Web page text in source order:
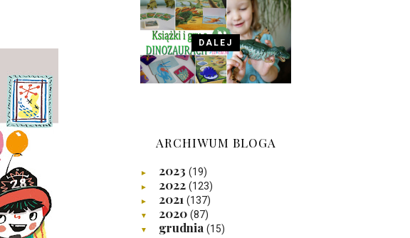
DALEJ
ARCHIWUM BLOGA
► 2023 (19)
► 2022 (123)
► 2021 (137)
▼ 2020 (87)
▼ grudnia (15)